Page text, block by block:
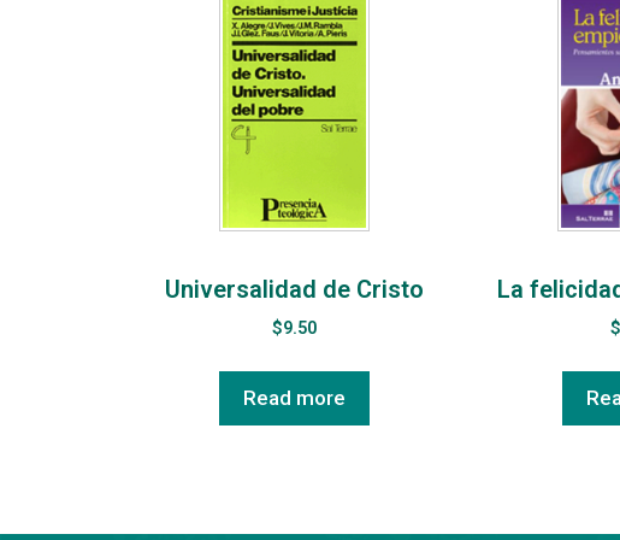
Universalidad de Cristo
$9.50
Read more
La
$